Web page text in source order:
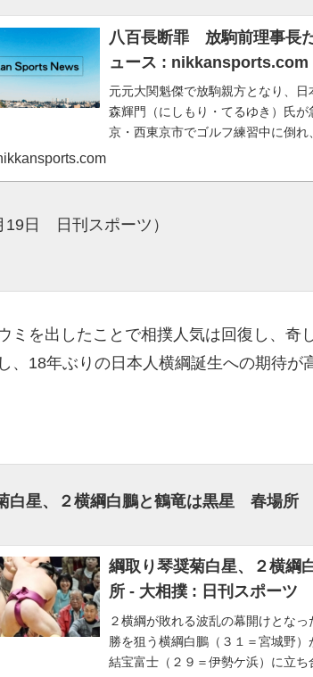
八百長断罪 放駒前理事長
ュース : nikkansports.com
元元大関魁傑で放駒親方となり、
森輝門（にしもり・てるゆき）氏
京・西東京市でゴルフ練習中に倒れ
19日 日刊スポーツ）
ミを出したことで相撲人気は回復し、奇
、18年ぶりの日本人横綱誕生への期待が
白星、２横綱白鵬と鶴竜は黒星 春場所
綱取り琴奨菊白星、２横
所 - 大相撲 : 日刊スポーツ
２横綱が敗れる波乱の幕開けとな
勝を狙う横綱白鵬（３１＝宮城野
結宝富士（２９＝伊勢ケ浜）に立